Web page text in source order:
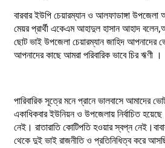
বারবার ইউপি চেয়ারম্যান ও আলফাডাঙ্গা উপজেলা
মেয়র প্রার্থী একেএম আহাদুল হাসান আহাদ
ছোট ভাই উপজেলা চেয়ারম্যান জাহিদ আপনাদের
আপনাদের কাছে আমরা পরিবারিক ভাবে চির ঋণী ।
পারিবারিক সূত্রে মনে প্রানে ভালবাসে আমাদের
একাধিকবার ইউনিয়ন ও উপজেলায় নির্বাচিত
নেই। রাতারাতি কোটিপতি হওয়ার স্বপ্ন
থেকে দুই ভাই রাজনীতি ও প্রতিনিধিত্ব করে